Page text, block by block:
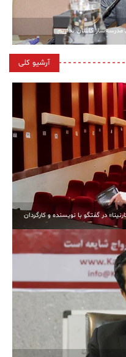
کاشان نداریم
آرشیو کلی
در گفتگو با نویسنده و کارگردان